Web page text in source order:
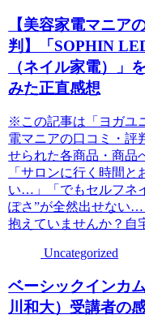
【美容家電マニア
判】「SOPHIN
（ネイル家電）」
みた正直感想
※この記事は「ヨガユ
電マニアの口コミ・評
せられた各商品・商品
「サロンに行く時間と
い…」「でもセルフネ
ぽさ”が全然出せない
抱えていませんか？自
Uncategorized
ベーシックインカ
川和大）受講者の